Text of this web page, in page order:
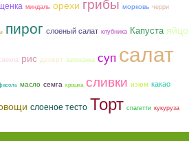
миндаль орехи морковь черри
пирог слоеный салат клубника Капуста яйцо
рис десерт запеканка суп салат
масло семга крошка сливки изюм какао
слоеное тесто Торт спагетти кукуруза